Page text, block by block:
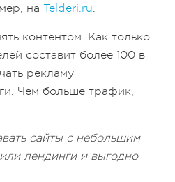
наTelderi.ru
контентом. Как только
составит более 100 в
рекламу
Чем больше трафик,
сайты с небольшим
лендинги и выгодно